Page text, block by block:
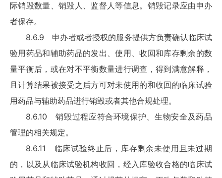
际销毁数量、销毁人、监督人等信息。销毁记录应由申办
者保存。
8.6.9 申办者或者授权的服务提供方负责确认临床试
验用药品和辅助药品的发出、使用、收回和库存剩余的数
量平衡后，或在对不平衡数量进行调查，得到满意解释，
且计算结果被接受之后方可对未使用的和收回的临床试验
用药品与辅助药品进行销毁或者其他合规处理。
8.6.10 销毁过程应符合环境保护、生物安全及药品
管理的相关规定。
8.6.11 临床试验终止后，库存剩余未使用且未过期
的，以及从临床试验机构收回，经入库验收合格的临床试